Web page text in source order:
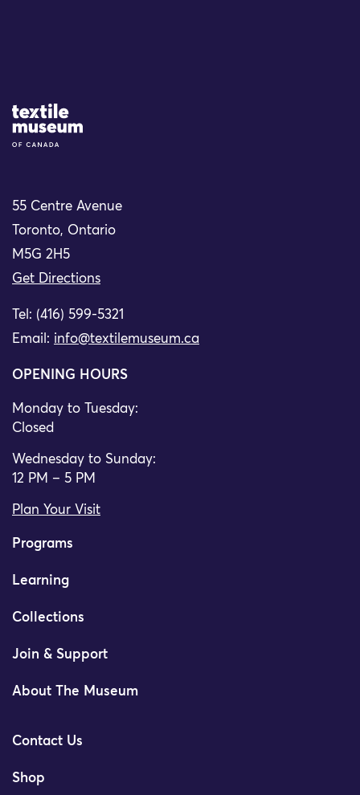
Site Logo
55 Centre Avenue
Toronto, Ontario
M5G 2H5
Get Directions
Tel: (416) 599-5321
Email: info@textilemuseum.ca
OPENING HOURS
Monday to Tuesday:
Closed
Wednesday to Sunday:
12 PM – 5 PM
Plan Your Visit
Programs
Learning
Collections
Join & Support
About The Museum
Contact Us
Shop